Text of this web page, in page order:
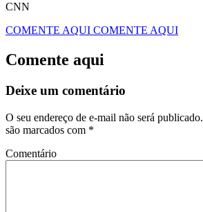
CNN
COMENTE AQUI COMENTE AQUI
Comente aqui
Deixe um comentário
O seu endereço de e-mail não será publicado.
são marcados com *
Comentário